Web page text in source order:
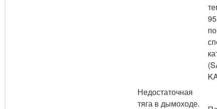
Недостаточная
тяга в дымоходе.